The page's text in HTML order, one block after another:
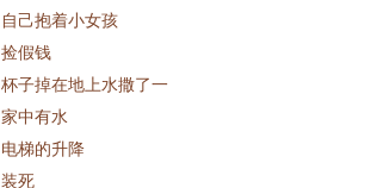
自己抱着小女孩
捡假钱
杯子掉在地上水撒了一
家中有水
电梯的升降
装死